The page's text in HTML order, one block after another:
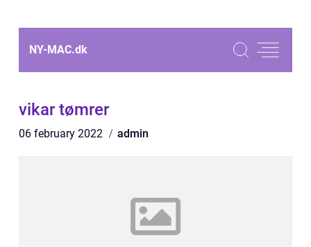
NY-MAC.dk
vikar tømrer
06 february 2022 admin